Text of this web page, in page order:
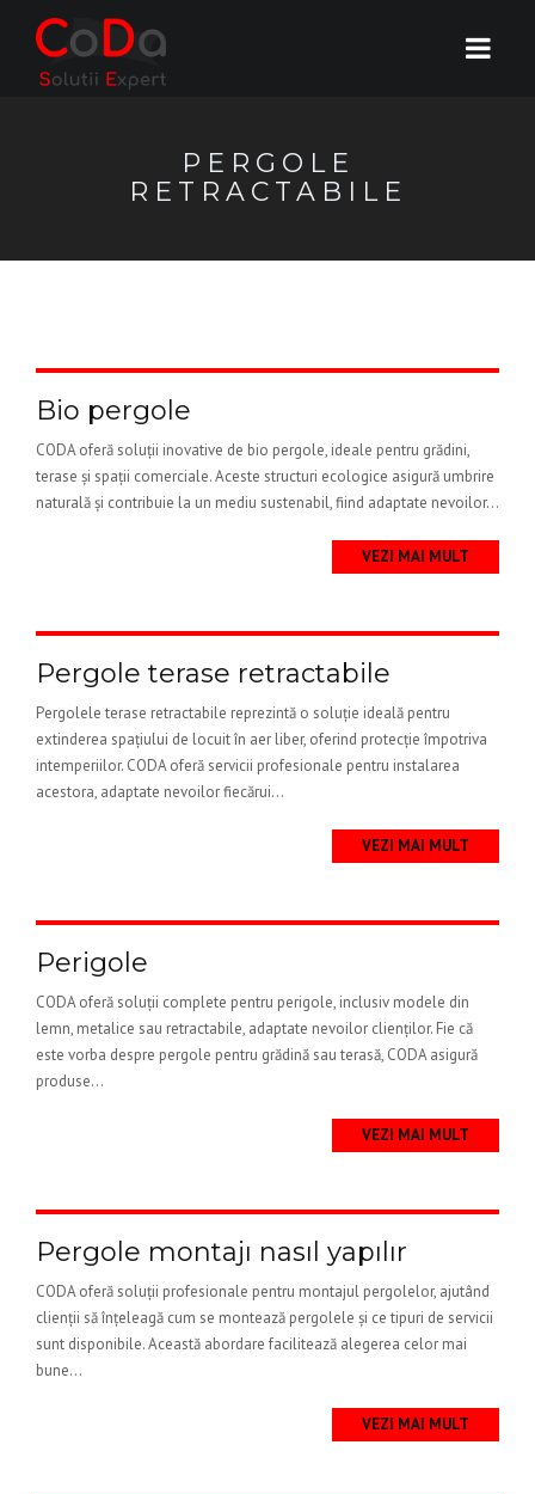
PERGOLE
RETRACTABILE
Bio pergole
CODA oferă soluții inovative de bio pergole, ideale pentru grădini,
terase și spații comerciale. Aceste structuri ecologice asigură umbrire
naturală și contribuie la un mediu sustenabil, fiind adaptate nevoilor...
VEZI MAI MULT
Pergole terase retractabile
Pergolele terase retractabile reprezintă o soluție ideală pentru
extinderea spațiului de locuit în aer liber, oferind protecție împotriva
intemperiilor. CODA oferă servicii profesionale pentru instalarea
acestora, adaptate nevoilor fiecărui...
VEZI MAI MULT
Perigole
CODA oferă soluții complete pentru perigole, inclusiv modele din
lemn, metalice sau retractabile, adaptate nevoilor clienților. Fie că
este vorba despre pergole pentru grădină sau terasă, CODA asigură
produse...
VEZI MAI MULT
Pergole montajı nasıl yapılır
CODA oferă soluții profesionale pentru montajul pergolelor, ajutând
clienții să înțeleagă cum se montează pergolele și ce tipuri de servicii
sunt disponibile. Această abordare facilitează alegerea celor mai
bune...
VEZI MAI MULT